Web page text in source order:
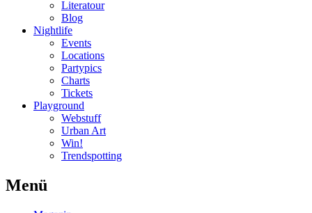
Literatour
Blog
Nightlife
Events
Locations
Partypics
Charts
Tickets
Playground
Webstuff
Urban Art
Win!
Trendspotting
Menü